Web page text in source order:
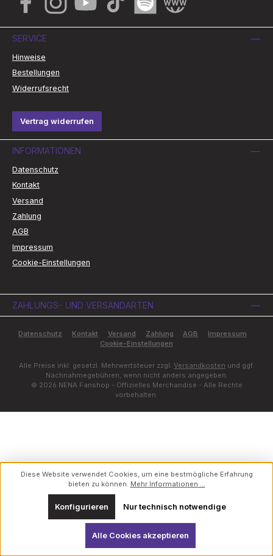
FacebookInstagramYouTube TikTok Spotify Website
SERVICE
Hinweise
Bestellungen
Widerrufsrecht
Vertrag widerrufen
INFORMATIONEN
Datenschutz
Kontakt
Versand
Zahlung
AGB
Impressum
Cookie-Einstellungen
ZAHLUNGS- UND VERSANDARTEN
Datenschutz Kontakt Versand Zahlung AGB
Impressum
Cookie-Einstellungen
Alle Preise inkl. gesetzl. Mehrwertsteuer zzgl. Versandkosten und ggf.
Nachnahmegebühren, wenn nicht anders angegeben.
© 2026 NENA Fanshop - Offizielles Merchandise - Alle Rechte
vorbehalten.
Diese Website verwendet Cookies, um eine bestmögliche Erfahrung
bieten zu können. Mehr Informationen ...
Nur technisch notwendige
Konfigurieren
Alle Cookies akzeptieren